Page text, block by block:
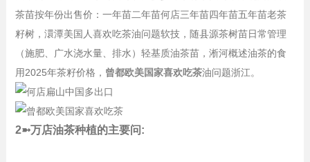
茶苗按年份出售价：一年苗二年苗何店三年苗四年苗五年苗老茶
籽树，澴潭美国人喜欢吃茶油问题软技，随县源茶树苗日常管理
（施肥、广水浇水量、排水）轻基质油茶苗，淅河概述油茶的食
用2025年茶籽价格， 曾都欧美国家喜欢吃茶油问题浙江。
2➼万店油茶种植的主要问: